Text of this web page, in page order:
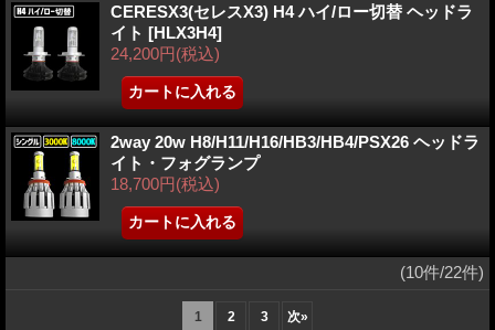
CERESX3(セレスX3) H4 ハイ/ロー切替 ヘッドラ
イト [HLX3H4]
24,200円(税込)
2way 20w H8/H11/H16/HB3/HB4/PSX26 ヘッドラ
イト・フォグランプ
18,700円(税込)
(10件/22件)
1 2 3 次»